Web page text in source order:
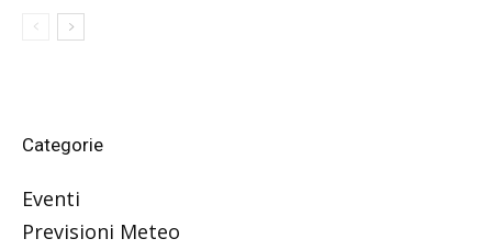
Categorie
Eventi
Previsioni Meteo